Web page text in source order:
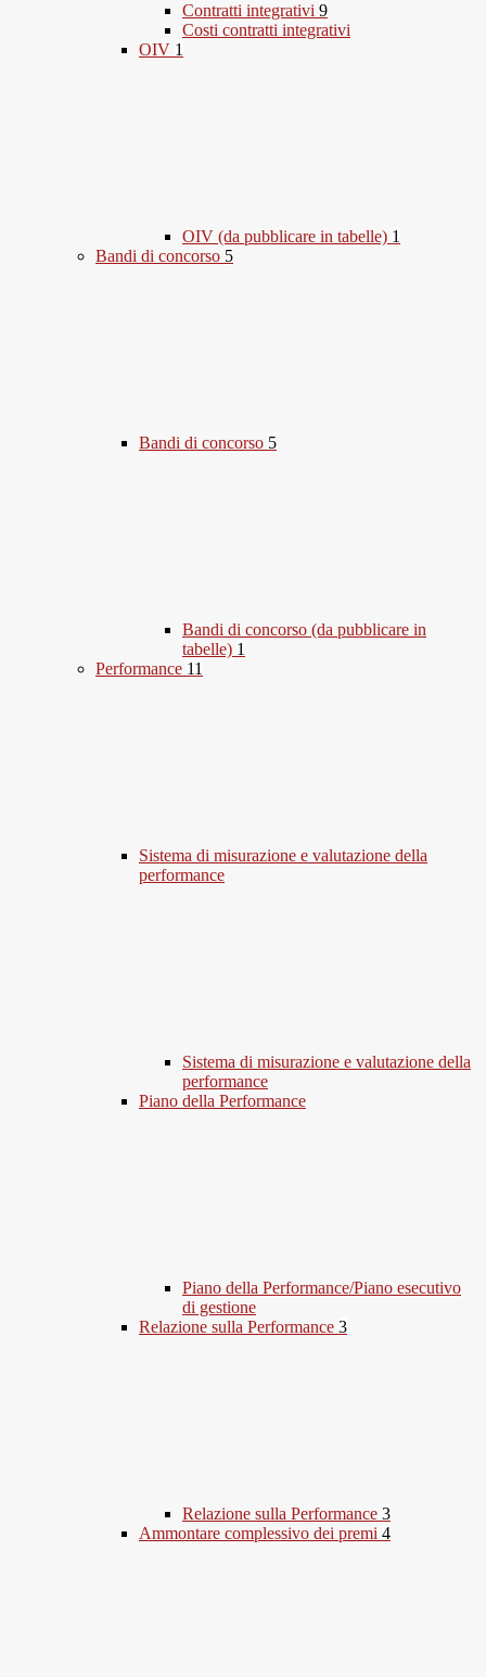
Contratti integrativi 9
Costi contratti integrativi
OIV 1
OIV (da pubblicare in tabelle) 1
Bandi di concorso 5
Bandi di concorso 5
Bandi di concorso (da pubblicare in
tabelle) 1
Performance 11
Sistema di misurazione e valutazione della
performance
Sistema di misurazione e valutazione della
performance
Piano della Performance
Piano della Performance/Piano esecutivo
di gestione
Relazione sulla Performance 3
Relazione sulla Performance 3
Ammontare complessivo dei premi 4